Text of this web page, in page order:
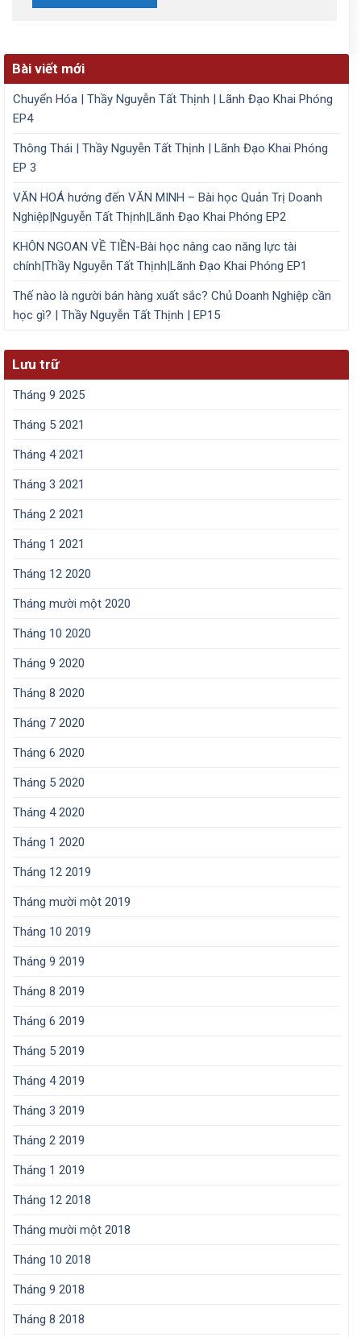
Bài viết mới
Chuyển Hóa | Thầy Nguyễn Tất Thịnh | Lãnh Đạo Khai Phóng
EP4
Thông Thái | Thầy Nguyễn Tất Thịnh | Lãnh Đạo Khai Phóng
EP 3
VĂN HOÁ hướng đến VĂN MINH – Bài học Quản Trị Doanh
Nghiệp|Nguyễn Tất Thịnh|Lãnh Đạo Khai Phóng EP2
KHÔN NGOAN VỀ TIỀN-Bài học nâng cao năng lực tài
chính|Thầy Nguyễn Tất Thịnh|Lãnh Đạo Khai Phóng EP1
Thế nào là người bán hàng xuất sắc? Chủ Doanh Nghiệp cần
học gì? | Thầy Nguyễn Tất Thịnh | EP15
Lưu trữ
Tháng 9 2025
Tháng 5 2021
Tháng 4 2021
Tháng 3 2021
Tháng 2 2021
Tháng 1 2021
Tháng 12 2020
Tháng mười một 2020
Tháng 10 2020
Tháng 9 2020
Tháng 8 2020
Tháng 7 2020
Tháng 6 2020
Tháng 5 2020
Tháng 4 2020
Tháng 1 2020
Tháng 12 2019
Tháng mười một 2019
Tháng 10 2019
Tháng 9 2019
Tháng 8 2019
Tháng 6 2019
Tháng 5 2019
Tháng 4 2019
Tháng 3 2019
Tháng 2 2019
Tháng 1 2019
Tháng 12 2018
Tháng mười một 2018
Tháng 10 2018
Tháng 9 2018
Tháng 8 2018